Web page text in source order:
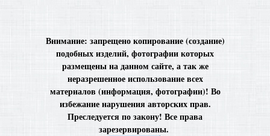
Внимание: запрещено копирование (создание)
подобных изделий, фотографии которых
размещены на данном сайте, а так же
неразрешенное использование всех
материалов (информация, фотографии)! Во
избежание нарушения авторских прав.
Преследуется по закону! Все права
зарезервированы.